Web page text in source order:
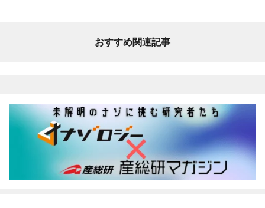
おすすめ関連記事